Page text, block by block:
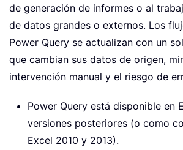
de generación de informes o al
de datos grandes o externos. Los
Power Query se actualizan con un
que cambian sus datos de origen,
intervención manual y el riesgo de
Power Query está disponible en
versiones posteriores (o como
Excel 2010 y 2013).